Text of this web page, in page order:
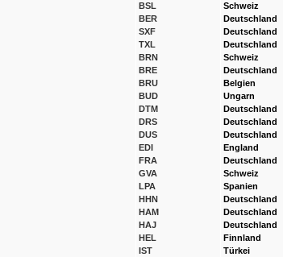
BSL
BER
SXF
TXL
BRN
BRE
BRU
BUD
DTM
DRS
DUS
EDI
FRA
GVA
LPA
HHN
HAM
HAJ
HEL
IST
Schweiz
Deutschland
Deutschland
Deutschland
Schweiz
Deutschland
Belgien
Ungarn
Deutschland
Deutschland
Deutschland
England
Deutschland
Schweiz
Spanien
Deutschland
Deutschland
Deutschland
Finnland
Türkei